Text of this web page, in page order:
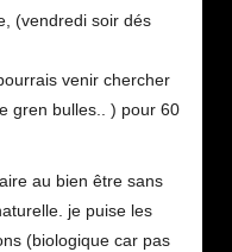
(vendredi soir dés
venir chercher
gren bulles.. ) pour 60
au bien être sans
je puise les
(biologique car pas